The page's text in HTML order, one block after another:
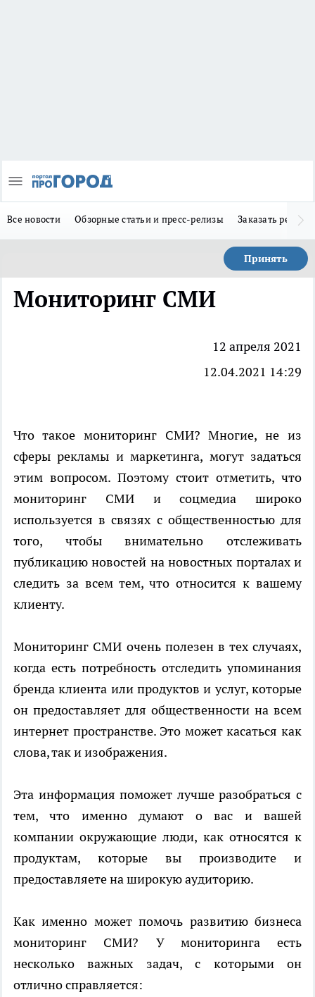
Все новости Обзорные статьи и пресс-релизы Заказать
Принять
Мониторинг СМИ
12 апреля 2021
12.04.2021 14:29
Что такое мониторинг СМИ?Многие, не из
сферы рекламы и маркетинга, могут задаться
этим вопросом. Поэтому стоит отметить, что
мониторинг СМИ и соцмедиа широко
используется в связях с общественностью для
того, чтобы внимательно отслеживать
публикацию новостей на новостных порталах и
следить за всем тем, что относится к вашему
клиенту.
Мониторинг СМИ очень полезен в тех случаях,
когда есть потребность отследить упоминания
бренда клиента или продуктов и услуг, которые
он предоставляет для общественности на всем
интернет пространстве. Это может касаться как
слова, так и изображения.
Эта информация поможет лучше разобраться с
тем, что именно думают о вас и вашей
компании окружающие люди, как относятся к
продуктам, которые вы производите и
предоставляете на широкую аудиторию.
Как именно может помочь развитию бизнеса
мониторинг СМИ? У мониторинга есть
несколько важных задач, с которыми он
отлично справляется: